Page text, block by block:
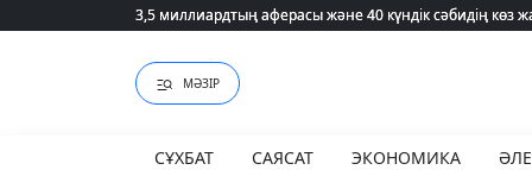
3,5 миллиардтың аферасы және 40 күндік сәбидің
3,5 миллиардтың аферасы және 40 күндік сәбидің
МӘЗІР
СҰХБАТ САЯСАТ ЭКОНОМИКА